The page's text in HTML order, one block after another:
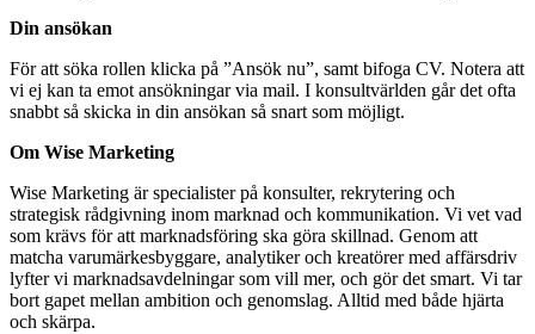
Din ansökan
För att söka rollen klicka på ”Ansök nu”, samt bifoga CV. Notera att
vi ej kan ta emot ansökningar via mail. I konsultvärlden går det ofta
snabbt så skicka in din ansökan så snart som möjligt.
Om Wise Marketing
Wise Marketing är specialister på konsulter, rekrytering och
strategisk rådgivning inom marknad och kommunikation. Vi vet vad
som krävs för att marknadsföring ska göra skillnad. Genom att
matcha varumärkesbyggare, analytiker och kreatörer med affärsdriv
lyfter vi marknadsavdelningar som vill mer, och gör det smart. Vi tar
bort gapet mellan ambition och genomslag. Alltid med både hjärta
och skärpa.